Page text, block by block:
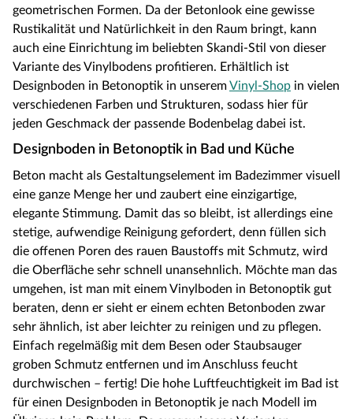
geometrischen Formen. Da der Betonlook eine gewisse
Rustikalität und Natürlichkeit in den Raum bringt, kann
auch eine Einrichtung im beliebten Skandi-Stil von dieser
Variante des Vinylbodens profitieren. Erhältlich ist
Designboden in Betonoptik in unseremVinyl-Shop in vielen
verschiedenen Farben und Strukturen, sodass hier für
jeden Geschmack der passende Bodenbelag dabei ist.
Designboden in Betonoptik in Bad und Küche
Beton macht als Gestaltungselement im Badezimmer visuell
eine ganze Menge her und zaubert eine einzigartige,
elegante Stimmung. Damit das so bleibt, ist allerdings eine
stetige, aufwendige Reinigung gefordert, denn füllen sich
die offenen Poren des rauen Baustoffs mit Schmutz, wird
die Oberfläche sehr schnell unansehnlich. Möchte man das
umgehen, ist man mit einem Vinylboden in Betonoptik gut
beraten, denn er sieht er einem echten Betonboden zwar
sehr ähnlich, ist aber leichter zu reinigen und zu pflegen.
Einfach regelmäßig mit dem Besen oder Staubsauger
groben Schmutz entfernen und im Anschluss feucht
durchwischen – fertig! Die hohe Luftfeuchtigkeit im Bad ist
für einen Designboden in Betonoptik je nach Modell im